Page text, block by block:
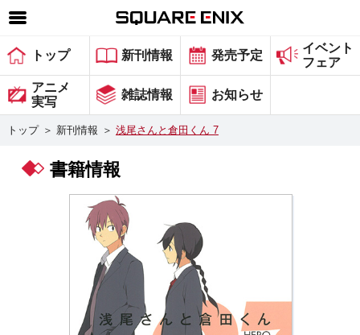
SQUARE ENIX 公式サイトメニュー
ゲーム
マガジン＆ブックス
グッズ
会社情報 採用情報
トップ 新刊情報 発売予定
イベント
フェア
アニメ
実写
雑誌情報 お知らせ
トップ ＞ 新刊情報 ＞ 浅尾さんと倉田くん 7
書籍情報